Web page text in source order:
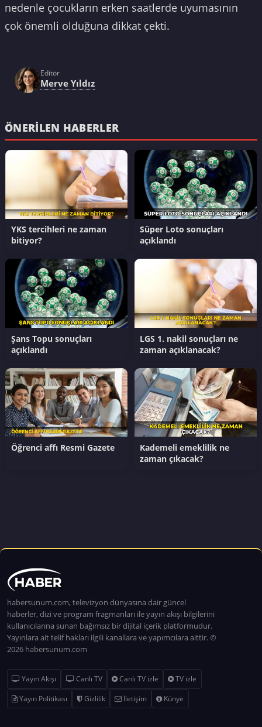
nedenle çocukların erken saatlerde uyumasının
çok önemli olduğuna dikkat çekti.
Editör
Merve Yıldız
ÖNERILEN HABERLER
YKS tercihleri ne zaman
bitiyor?
Süper Loto sonuçları
açıklandı
Şans Topu sonuçları
açıklandı
LGS 1. nakil sonuçları ne
zaman açıklanacak?
Öğrenci affı Resmi Gazete
Kademeli emeklilik ne
zaman çıkacak?
habersunum.com, televizyon dünyasına dair güncel
haberler, dizi ve program fragmanları ile yayın akışı bilgilerini
kullanıcılarına sunan bağımsız bir dijital içerik platformudur.
Yayınlara ait telif hakları ilgili kanallara ve yapımcılara aittir. ©
2026 habersunum.com
Yayın Akışı Canlı TV Canlı TV izle
TV izle
Yayın Politikası
Gizlilik İletişim Künye